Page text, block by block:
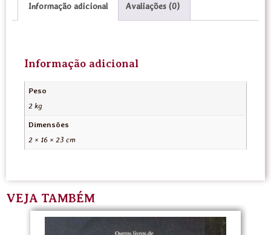
Informação adicional Avaliações (0)
Informação adicional
Peso
2 kg
Dimensões
2 × 16 × 23 cm
VEJA TAMBÉM